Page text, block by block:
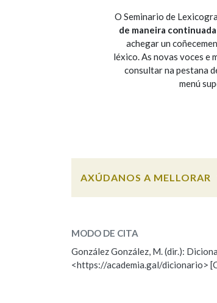
OUTRAS OPCIÓNS DE
Marcas gramaticais
O Seminario de
de maneira continuada
achegar un
léxico. As novas voces e
consultar na pestana
menú
AXÚDANOS A MELLORAR
Observación
Nome
MODO DE CITA
González González, M. (dir.):
<https://academia.gal/dicionario>